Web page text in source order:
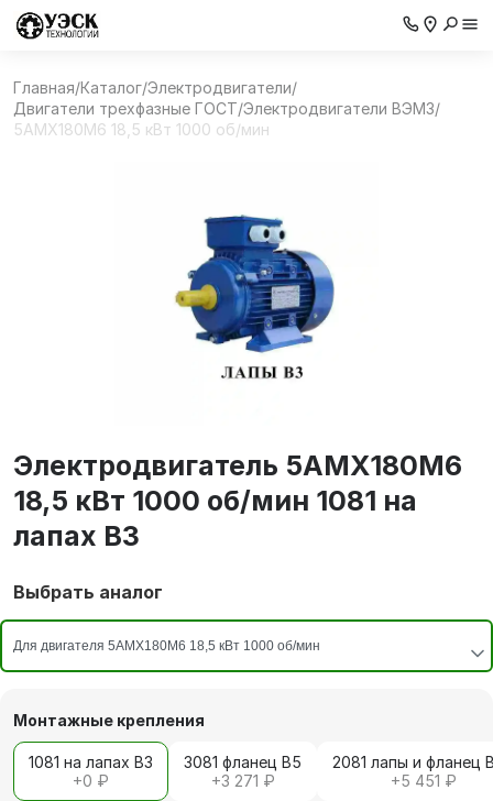
Главная/Каталог/Электродвигатели/
Двигатели трехфазные ГОСТ/Электродвигатели ВЭМЗ/
5АМХ180M6 18,5 кВт 1000 об/мин
Электродвигатель 5АМХ180M6
18,5 кВт 1000 об/мин 1081 на
лапах В3
Выбрать аналог
Монтажные крепления
1081 на лапах В3
+0 ₽
3081 фланец В5
+3 271 ₽
2081 лапы и фланец
+5 451 ₽